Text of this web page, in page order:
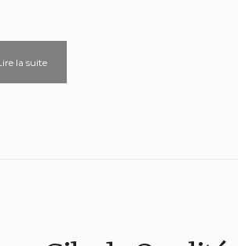
la suite